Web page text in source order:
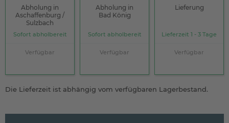
Abholung in
Aschaffenburg /
Sulzbach
Sofort abholbereit
Verfügbar
Abholung in
Bad König
Sofort abholbereit
Verfügbar
Lieferung
Lieferzeit 1 - 3 Tage
Verfügbar
Die Lieferzeit ist abhängig vom verfügbaren Lagerbestand.